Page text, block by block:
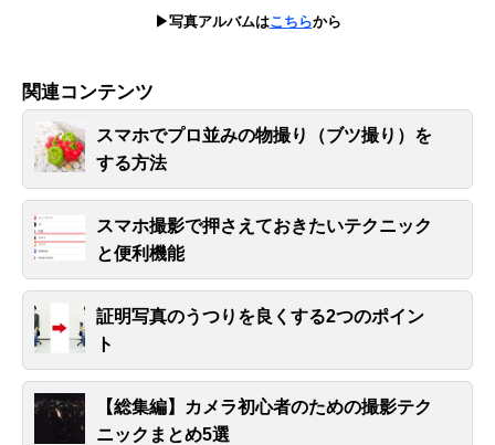
▶写真アルバムはこちらから
関連コンテンツ
スマホでプロ並みの物撮り（ブツ撮り）を
する方法
スマホ撮影で押さえておきたいテクニック
と便利機能
証明写真のうつりを良くする2つのポイン
ト
【総集編】カメラ初心者のための撮影テク
ニックまとめ5選